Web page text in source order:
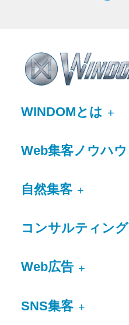
WINDOMとは +
Web集客ノウハウ
自然集客 +
コンサルティング
Web広告 +
SNS集客 +